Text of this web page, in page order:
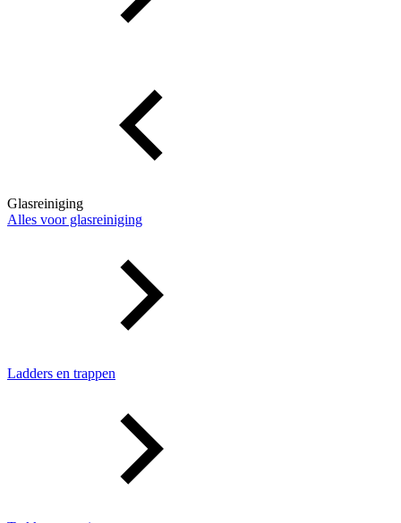
Glasreiniging
Alles voor glasreiniging
Ladders en trappen